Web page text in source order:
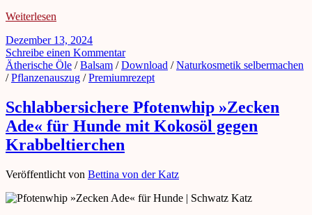
Weiterlesen
Dezember 13, 2024
Schreibe einen Kommentar
Ätherische Öle /Balsam /Download /Naturkosmetik selbermachen
/Pflanzenauszug /Premiumrezept
Schlabbersichere Pfotenwhip »Zecken
Ade« für Hunde mit Kokosöl gegen
Krabbeltierchen
Veröffentlicht von Bettina von der Katz